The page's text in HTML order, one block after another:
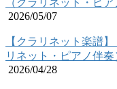
（クラリネット・ピア
2026/05/07
【クラリネット楽譜
リネット・ピアノ伴奏
2026/04/28